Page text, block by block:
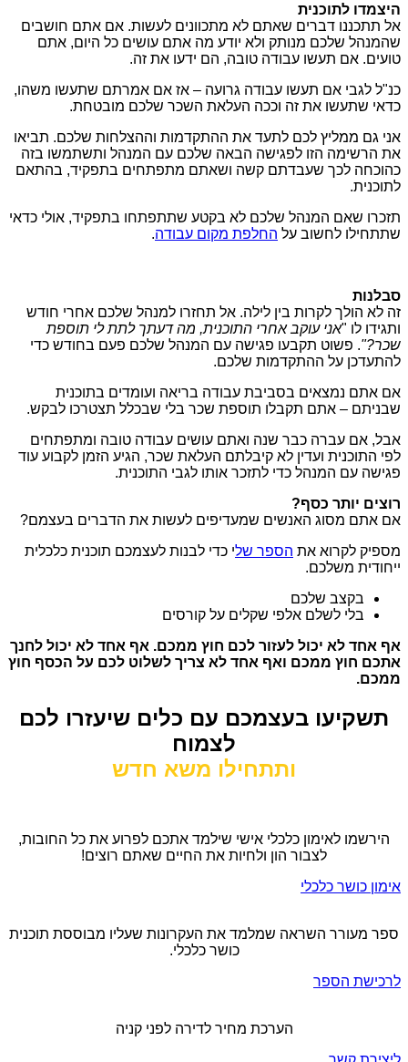
היצמדו לתוכנית
אל תתכננו דברים שאתם לא מתכוונים לעשות. אם אתם חושבים
שהמנהל שלכם מנותק ולא יודע מה אתם עושים כל היום, אתם
טועים. אם תעשו עבודה טובה, הם ידעו את זה.
כנ"ל לגבי אם תעשו עבודה גרועה – אז אם אמרתם שתעשו משהו,
כדאי שתעשו את זה וככה העלאת השכר שלכם מובטחת.
אני גם ממליץ לכם לתעד את ההתקדמות וההצלחות שלכם. תביאו
את הרשימה הזו לפגישה הבאה שלכם עם המנהל ותשתמשו בזה
כהוכחה לכך שעבדתם קשה ושאתם מתפתחים בתפקיד, בהתאם
לתוכנית.
תזכרו שאם המנהל שלכם לא בקטע שתתפתחו בתפקיד, אולי כדאי
שתתחילו לחשוב על החלפת מקום עבודה.
סבלנות
זה לא הולך לקרות בין לילה. אל תחזרו למנהל שלכם אחרי חודש
ותגידו לו "אני עוקב אחרי התוכנית, מה דעתך לתת לי תוספת
שכר?". פשוט תקבעו פגישה עם המנהל שלכם פעם בחודש כדי
להתעדכן על ההתקדמות שלכם.
אם אתם נמצאים בסביבת עבודה בריאה ועומדים בתוכנית
שבניתם – אתם תקבלו תוספת שכר בלי שבכלל תצטרכו לבקש.
אבל, אם עברה כבר שנה ואתם עושים עבודה טובה ומתפתחים
לפי התוכנית ועדין לא קיבלתם העלאת שכר, הגיע הזמן לקבוע עוד
פגישה עם המנהל כדי לתזכר אותו לגבי התוכנית.
רוצים יותר כסף?
אם אתם מסוג האנשים שמעדיפים לעשות את הדברים בעצמם?
מספיק לקרוא את הספר שלי כדי לבנות לעצמכם תוכנית כלכלית
ייחודית משלכם.
בקצב שלכם
בלי לשלם אלפי שקלים על קורסים
אף אחד לא יכול לעזור לכם חוץ ממכם. אף אחד לא יכול לחנך
אתכם חוץ ממכם ואף אחד לא צריך לשלוט לכם על הכסף חוץ
ממכם.
תשקיעו בעצמכם עם כלים שיעזרו לכם
לצמוח
ותתחילו משא חדש
הירשמו לאימון כלכלי אישי שילמד אתכם לפרוע את כל החובות,
לצבור הון ולחיות את החיים שאתם רוצים!
אימון כושר כלכלי
ספר מעורר השראה שמלמד את העקרונות שעליו מבוססת תוכנית
כושר כלכלי.
לרכישת הספר
הערכת מחיר לדירה לפני קניה